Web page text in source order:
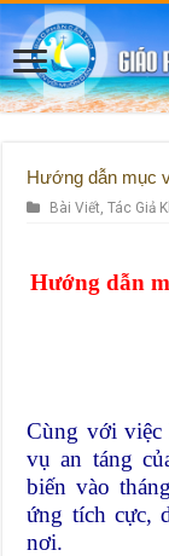
Hướng dẫn mục
Bài Viết ,Tác Giả
Hướng dẫn
Cùng với việc
vụ an táng
biến vào
ứng tích cực,
nơi.